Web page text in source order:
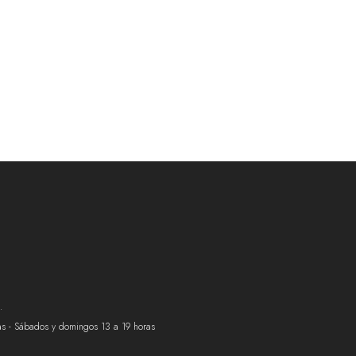
- Sábados y domingos 13 a 19 horas